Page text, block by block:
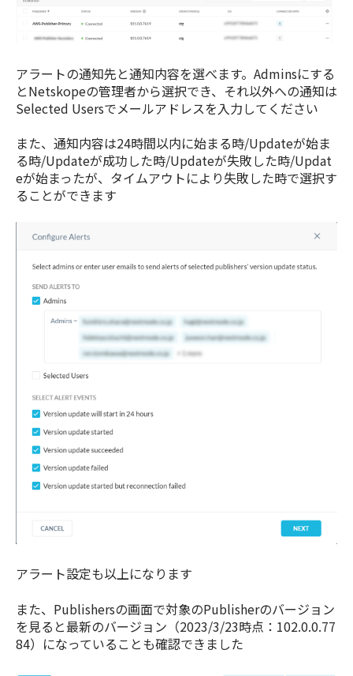
アラートの通知先と通知内容を選べます。Adminsにする
とNetskopeの管理者から選択でき、それ以外への通知は
Selected Usersでメールアドレスを入力してください
また、通知内容は24時間以内に始まる時/Updateが始ま
る時/Updateが成功した時/Updateが失敗した時/Updat
eが始まったが、タイムアウトにより失敗した時で選択す
ることができます
アラート設定も以上になります
また、Publishersの画面で対象のPublisherのバージョン
を見ると最新のバージョン（2023/3/23時点：102.0.0.77
84）になっていることも確認できました